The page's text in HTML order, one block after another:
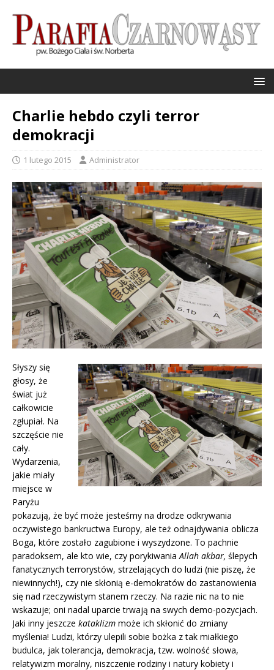
Charlie hebdo czyli terror
demokracji
1 lutego 2015 Administrator
Słyszy się
głosy, że
świat już
całkowicie
zgłupiał. Na
szczęście nie
cały.
Wydarzenia,
jakie miały
miejsce w
Paryżu
pokazują, że być może jesteśmy na drodze odkrywania
oczywistego bankructwa Europy, ale też odnajdywania oblicza
Boga, które zostało zagubione i wyszydzone. To pachnie
paradoksem, ale kto wie, czy porykiwania Allah akbar, ślepych
fanatycznych terrorystów, strzelających do ludzi (nie piszę, że
niewinnych!), czy nie skłonią e-demokratów do zastanowienia
się nad rzeczywistym stanem rzeczy. Na razie nic na to nie
wskazuje; oni nadal uparcie trwają na swych demo-pozycjach.
Jaki inny jeszcze kataklizm może ich skłonić do zmiany
myślenia! Ludzi, którzy ulepili sobie bożka z tak miałkiego
budulca, jak tolerancja, demokracja, tzw. wolność słowa,
relatywizm moralny, niszczenie rodziny i natury kobiety i